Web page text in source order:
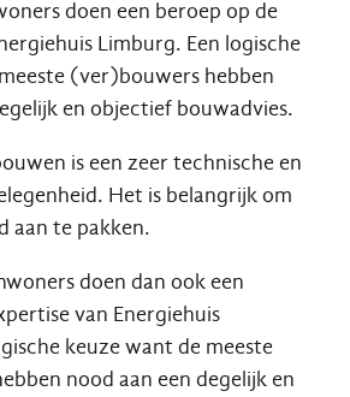
doen een beroep op de
Limburg. Een logische
(ver)bouwers hebben
en objectief bouwadvies.
is een zeer technische en
Het is belangrijk om
aan te pakken.
doen dan ook een
van Energiehuis
keuze want de meeste
nood aan een degelijk en